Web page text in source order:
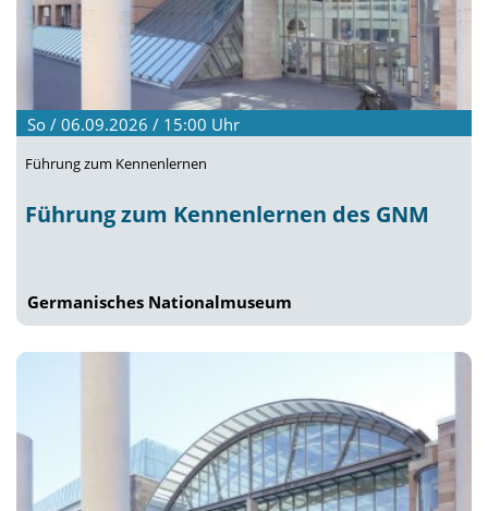
So / 06.09.2026 / 15:00 Uhr
Führung zum Kennenlernen
Führung zum Kennenlernen des GNM
Germanisches Nationalmuseum